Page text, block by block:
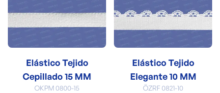
Elástico Tejido
Cepillado 15 MM
OKPM 0800-15
Elástico Tejido
Elegante 10 MM
ÖZRF 0821-10